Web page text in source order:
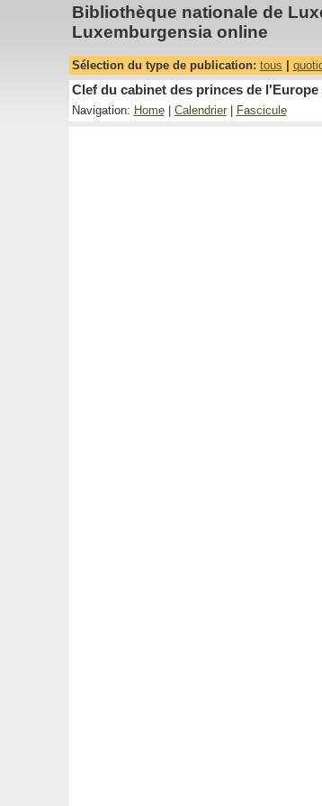
Bibliothèque nationale de
Luxemburgensia online
Sélection du type de publication: tous
Clef du cabinet des princes de l'Europe
Navigation: Home| Calendrier| Fascicule